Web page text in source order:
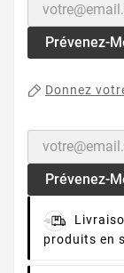
Prévenez-
Donnez
Prévenez-
produits en